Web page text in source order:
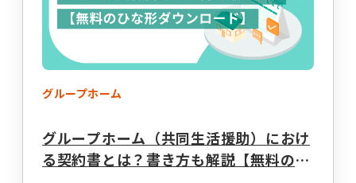
事業計画立案支援
法人設立 指定申請代行
求人広告掲載・人材紹介
総合トップ
グループホーム
グループホーム（共同生活援助）におけ
る契約書とは？書き方も解説【無料のひ